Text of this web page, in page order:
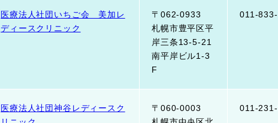
医療法人社団いちご会 美加レ
ディースクリニック
〒062-0933
札幌市豊平区平
岸三条13-5-21
南平岸ビル1-3
F
011-
医療法人社団神谷レディースク
〒060-0003
011-